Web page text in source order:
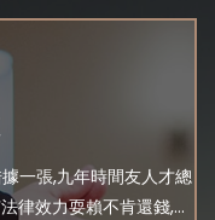
一張,九年時間友人才總
律效力耍賴不肯還錢,...